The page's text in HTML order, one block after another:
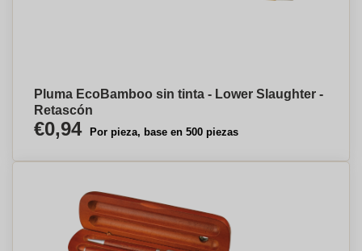
Pluma EcoBamboo sin tinta - Lower Slaughter -
Retascón
€0,94 Por pieza, base en 500 piezas